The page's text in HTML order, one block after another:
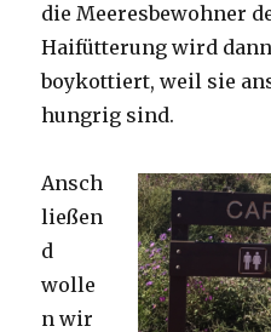
die Meeresbewohner
Haifütterung wird
boykottiert, weil sie
hungrig sind.
Ansch
ließen
d
wolle
n wir